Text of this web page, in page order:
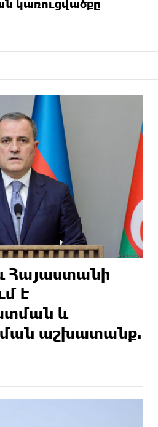
կառուցվածքը
Հայաստանի
է
և
աշխատանք.